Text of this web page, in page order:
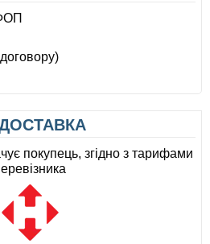
покупець, згідно з тарифами